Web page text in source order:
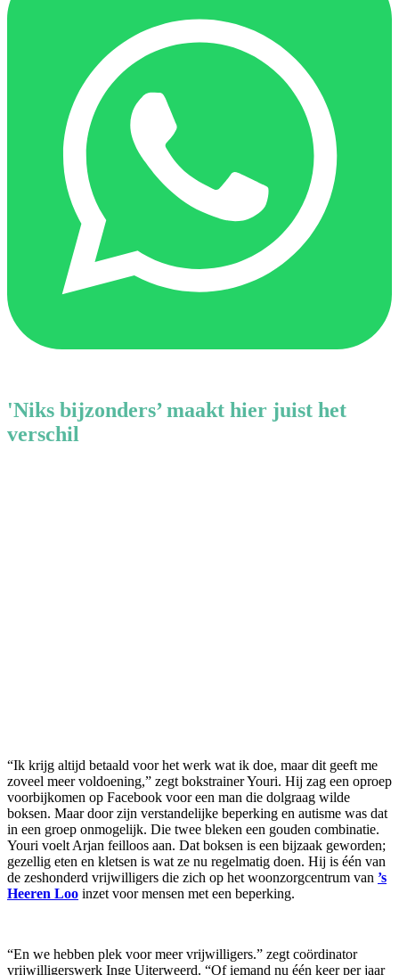
'Niks bijzonders’ maakt hier juist het
verschil
“Ik krijg altijd betaald voor het werk wat ik doe, maar dit geeft me
zoveel meer voldoening,” zegt bokstrainer Youri. Hij zag een oproep
voorbijkomen op Facebook voor een man die dolgraag wilde
boksen. Maar door zijn verstandelijke beperking en autisme was dat
in een groep onmogelijk. Die twee bleken een gouden combinatie.
Youri voelt Arjan feilloos aan. Dat boksen is een bijzaak geworden;
gezellig eten en kletsen is wat ze nu regelmatig doen. Hij is één van
de zeshonderd vrijwilligers die zich op het woonzorgcentrum van ’s
Heeren Loo inzet voor mensen met een beperking.
“En we hebben plek voor meer vrijwilligers.” zegt coördinator
vrijwilligerswerk Inge Uiterweerd. “Of iemand nu één keer per jaar